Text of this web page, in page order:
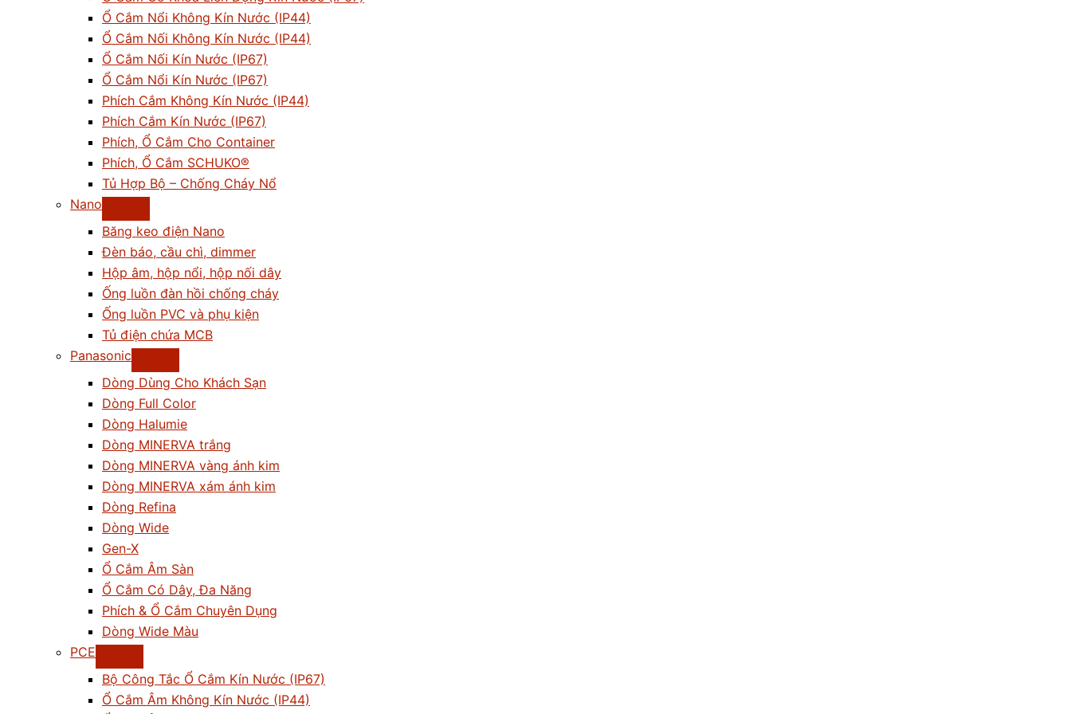
Ổ Cắm Nổi Không Kín Nước (IP44)
Ổ Cắm Nối Không Kín Nước (IP44)
Ổ Cắm Nối Kín Nước (IP67)
Ổ Cắm Nổi Kín Nước (IP67)
Phích Cắm Không Kín Nước (IP44)
Phích Cắm Kín Nước (IP67)
Phích, Ổ Cắm Cho Container
Phích, Ổ Cắm SCHUKO®
Tủ Hợp Bộ – Chống Cháy Nổ
Nano
Băng keo điện Nano
Đèn báo, cầu chì, dimmer
Hộp âm, hộp nổi, hộp nối dây
Ống luồn đàn hồi chống cháy
Ống luồn PVC và phụ kiện
Tủ điện chứa MCB
Panasonic
Dòng Dùng Cho Khách Sạn
Dòng Full Color
Dòng Halumie
Dòng MINERVA trắng
Dòng MINERVA vàng ánh kim
Dòng MINERVA xám ánh kim
Dòng Refina
Dòng Wide
Gen-X
Ổ Cắm Âm Sàn
Ổ Cắm Có Dây, Đa Năng
Phích & Ổ Cắm Chuyên Dụng
Dòng Wide Màu
PCE
Bộ Công Tắc Ổ Cắm Kín Nước (IP67)
Ổ Cắm Âm Không Kín Nước (IP44)